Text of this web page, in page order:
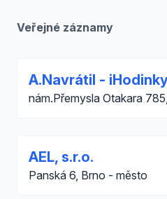
Veřejné záznamy
A.Navrátil -
nám.Přemysla Otakara
AEL, s.r.o.
Panská 6, Brno - město